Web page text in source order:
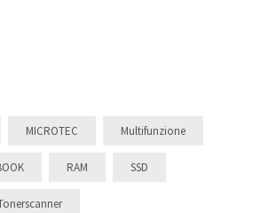
MICROTEC Multifunzione
RAM SSD